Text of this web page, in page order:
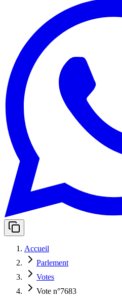
Accueil
Parlement
Votes
Vote n°7683